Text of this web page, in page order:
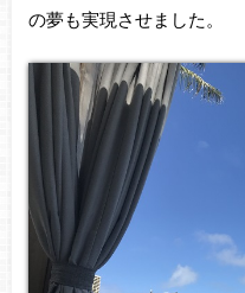
の夢も実現させました。